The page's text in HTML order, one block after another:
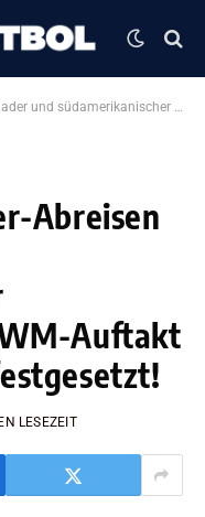
für WM-Auftakt gegen Australien festgesetzt!
Abreisen
Auftakt
LESEZEIT